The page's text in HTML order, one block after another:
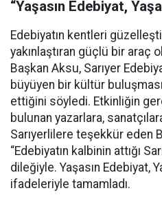
“Yaşasın Edebiyat,
Edebiyatın kentleri
yakınlaştıran güçlü bir araç
Başkan Aksu, Sarıyer
büyüyen bir kültür
ettiğini söyledi. Etkinliğin
bulunan yazarlara,
Sarıyerlilere teşekkür eden
“Edebiyatın kalbinin attığı
dileğiyle. Yaşasın Edebiyat,
ifadeleriyle tamamladı.